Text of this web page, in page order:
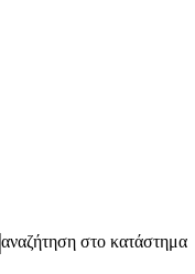
αναζήτηση στο κατάστημα